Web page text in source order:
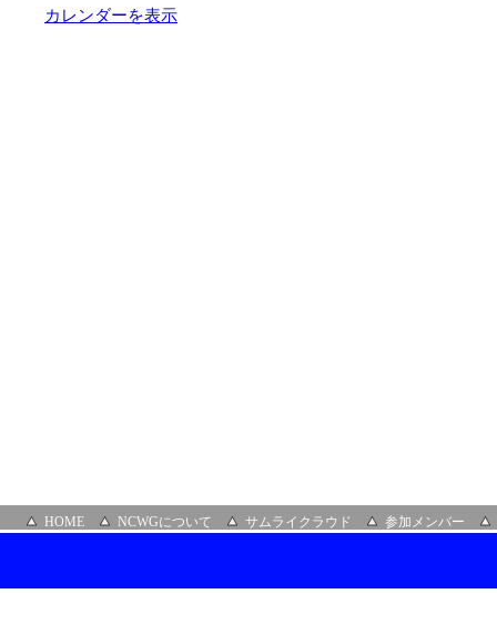
カレンダーを表示
HOME NCWGについて サムライクラウド 参加メンバー